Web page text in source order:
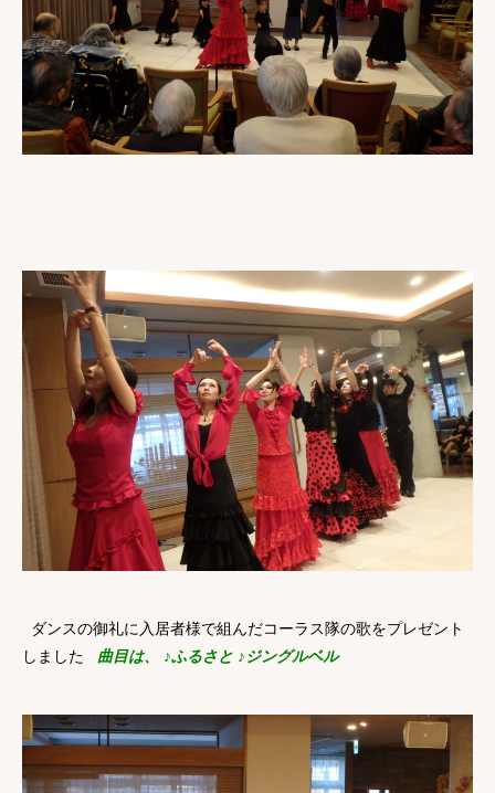
ダンスの御礼に入居者様で組んだコーラス隊の歌をプレゼント
しました 曲目は、 ♪ふるさと ♪ジングルベル